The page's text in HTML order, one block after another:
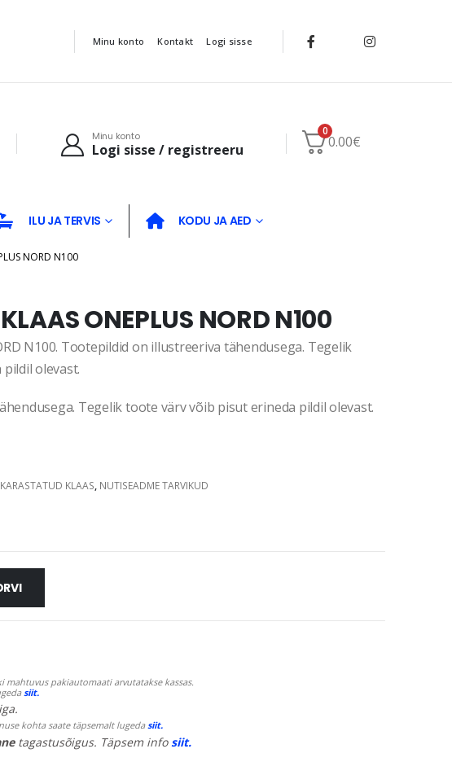
Minu konto Kontakt Logi sisse
Minu konto
Logi sisse / registreeru
0
0.00€
ILU JA TERVIS KODU JA AED
NORD N100
ONEPLUS NORD N100
N100. Tootepildid on illustreeriva tähendusega. Tegelik
olevast.
Tegelik toote värv võib pisut erineda pildil olevast.
KARASTATUD KLAAS, NUTISEADME TARVIKUD
mahtuvus pakiautomaati arvutatakse kassas.
siit.
kohta saate täpsemalt lugedasiit.
tagastusõigus. Täpsem info siit.